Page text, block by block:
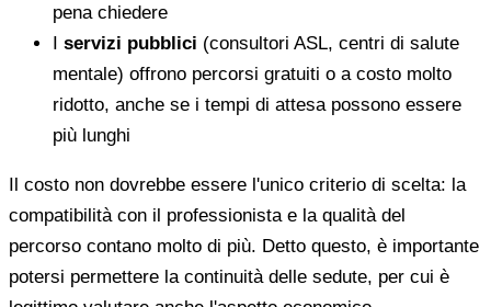
pena chiedere
I servizi pubblici (consultori ASL, centri di salute
mentale) offrono percorsi gratuiti o a costo molto
ridotto, anche se i tempi di attesa possono essere
più lunghi
Il costo non dovrebbe essere l'unico criterio di scelta: la
compatibilità con il professionista e la qualità del
percorso contano molto di più. Detto questo, è importante
potersi permettere la continuità delle sedute, per cui è